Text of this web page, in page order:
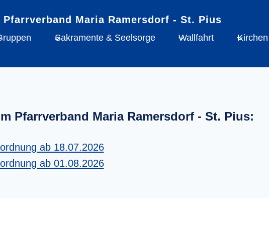
Sakramente & Seelsorge Wallfahrt Kirchen
Pfarrverband Maria Ramersdorf - St. Pius:
ab 18.07.2026
ab 01.08.2026